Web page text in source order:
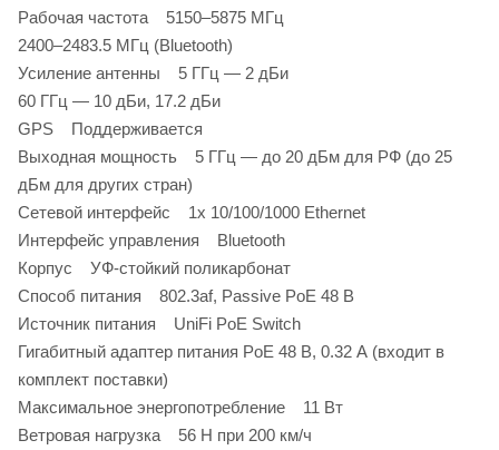
Рабочая частота 5150–5875 МГц
2400–2483.5 МГц (Bluetooth)
Усиление антенны 5 ГГц — 2 дБи
60 ГГц — 10 дБи, 17.2 дБи
GPS Поддерживается
Выходная мощность 5 ГГц — до 20 дБм для РФ (до 25
дБм для других стран)
Сетевой интерфейс 1х 10/100/1000 Ethernet
Интерфейс управления Bluetooth
Корпус УФ-стойкий поликарбонат
Способ питания 802.3af, Passive PoE 48 В
Источник питания UniFi PoE Switch
Гигабитный адаптер питания PoE 48 В, 0.32 А (входит в
комплект поставки)
Максимальное энергопотребление 11 Вт
Ветровая нагрузка 56 Н при 200 км/ч